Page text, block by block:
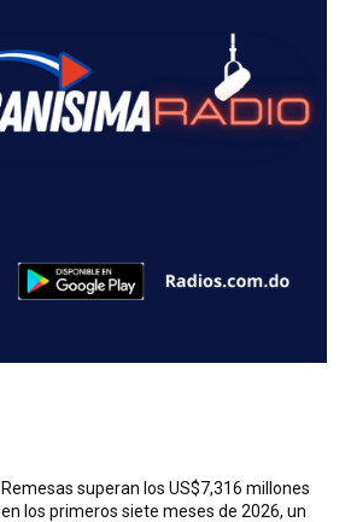
Remesas superan los US$7,316 millones
en los primeros siete meses de 2026, un